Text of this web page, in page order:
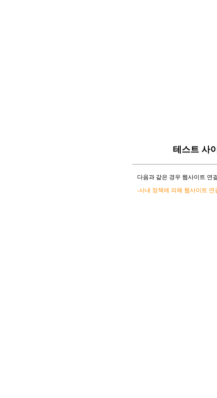
테스트 사
다음과 같은 경우 웹사이트 연
-사내 정책에 의해 웹사이트